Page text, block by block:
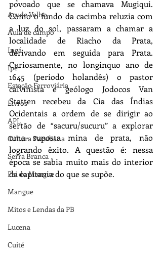
Açude Velho
Aula de campo
Ingá
Ipê
Estação Ferroviária
Livros
APL
Cultura Paraibana
Serra Branca
Pai do Mangue
Mangue
Mitos e Lendas da PB
Lucena
Cuité
povoado que se chamava Mugiqui.
Como o fundo da cacimba reluzia com
a luz do sol, passaram a chamar a
localidade de Riacho da Prata,
derivando em seguida para Prata.
Curiosamente, no longínquo ano de
1645 (período holandês) o pastor
calvinista e geólogo Jodocos Van
Statten recebeu da Cia das Índias
Ocidentais a ordem de se dirigir ao
sertão de “sacuru/sucuru” a explorar
uma suposta mina de prata, não
logrando êxito. A questão é: nessa
época se sabia muito mais do interior
da capitania do que se supõe.